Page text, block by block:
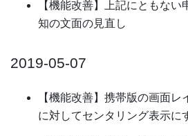
【機能改善】上記にともない
知の文面の見直し
2019-05-07
【機能改善】携帯版の画面
に対してセンタリング表示に